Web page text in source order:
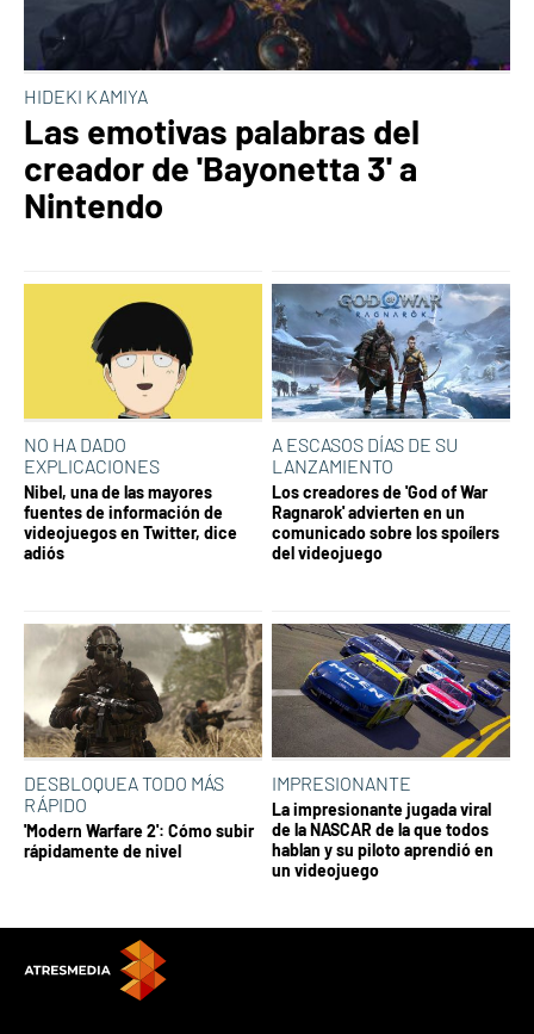
HIDEKI KAMIYA
Las emotivas palabras del
creador de 'Bayonetta 3' a
Nintendo
NO HA DADO
EXPLICACIONES
Nibel, una de las mayores
fuentes de información de
videojuegos en Twitter, dice
adiós
A ESCASOS DÍAS DE SU
LANZAMIENTO
Los creadores de 'God of War
Ragnarok' advierten en un
comunicado sobre los spoílers
del videojuego
DESBLOQUEA TODO MÁS
RÁPIDO
'Modern Warfare 2': Cómo subir
rápidamente de nivel
IMPRESIONANTE
La impresionante jugada viral
de la NASCAR de la que todos
hablan y su piloto aprendió en
un videojuego